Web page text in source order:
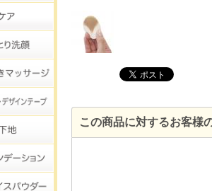
この商品に対するお客様